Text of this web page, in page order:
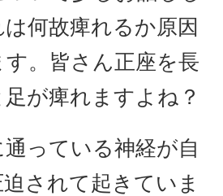
何故痺れるか原因
。皆さん正座を長
が痺れますよね？
っている神経が自
されて起きていま